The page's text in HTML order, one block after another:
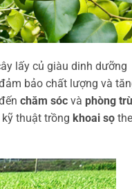
lấy củ giàu dinh dưỡng
bảo chất lượng và
chăm sóc và phòng
thuật trồng khoai sọ